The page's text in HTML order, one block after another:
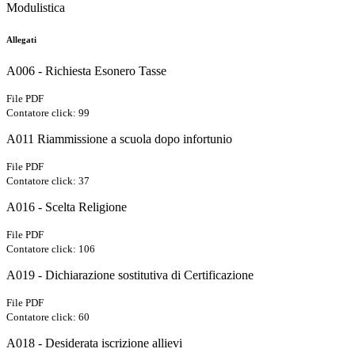
Modulistica
Allegati
A006 - Richiesta Esonero Tasse
File PDF
Contatore click: 99
A011 Riammissione a scuola dopo infortunio
File PDF
Contatore click: 37
A016 - Scelta Religione
File PDF
Contatore click: 106
A019 - Dichiarazione sostitutiva di Certificazione
File PDF
Contatore click: 60
A018 - Desiderata iscrizione allievi